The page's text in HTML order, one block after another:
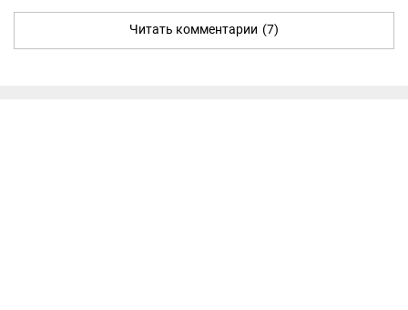
Читать комментарии (7)